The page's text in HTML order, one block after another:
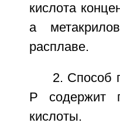
кислота
а
расплаве.
2. Способ
Р содержит
кислоты.